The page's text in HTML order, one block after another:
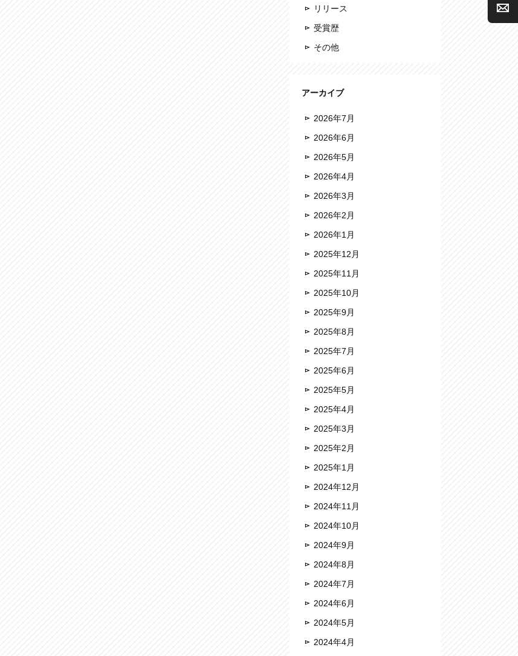
リリース
受賞歴
その他
アーカイブ
2026年7月
2026年6月
2026年5月
2026年4月
2026年3月
2026年2月
2026年1月
2025年12月
2025年11月
2025年10月
2025年9月
2025年8月
2025年7月
2025年6月
2025年5月
2025年4月
2025年3月
2025年2月
2025年1月
2024年12月
2024年11月
2024年10月
2024年9月
2024年8月
2024年7月
2024年6月
2024年5月
2024年4月